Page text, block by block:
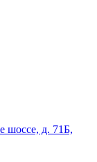
шоссе, д. 71Б,